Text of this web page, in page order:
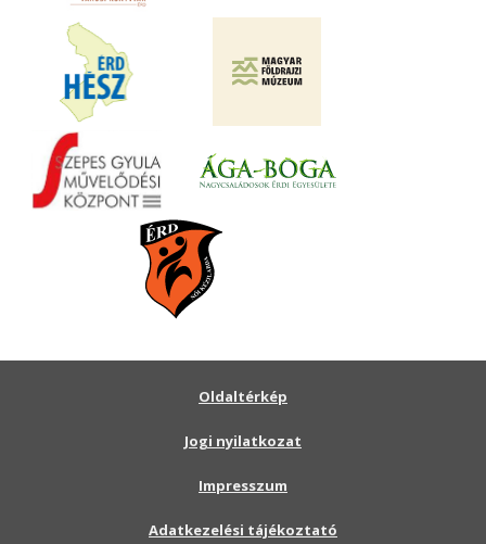
Oldaltérkép
Jogi nyilatkozat
Impresszum
Adatkezelési tájékoztató